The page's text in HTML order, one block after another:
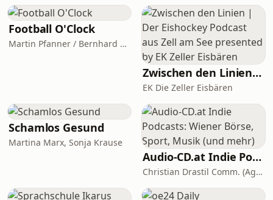
Regierungsparteien ÖVP und SPÖ an
Vertrauen, während die FPÖ in Umfr
Football O'Clock
Martin Pfanner / Bernhard Seikovits
Zwischen den Linien | Der Eishockey Podcast aus Zell am See presented by EK Zeller Eisbären
EK Die Zeller Eisbären
Schamlos Gesund
Martina Marx, Sonja Krause
Audio-CD.at Indie Podcasts: Wiener Börse, Sport, Musik (und mehr)
Christian Drastil Comm. (Agentur für Investor Relations und Podcasts)